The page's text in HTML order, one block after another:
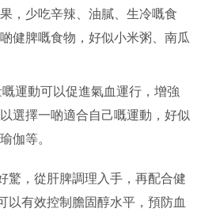
，少吃辛辣、油膩、生冷嘅食
健脾嘅食物，好似小米粥、南瓜
嘅運動可以促進氣血運行，增強
選擇一啲適合自己嘅運動，好似
伽等。
驚，從肝脾調理入手，再配合健
以有效控制膽固醇水平，預防血